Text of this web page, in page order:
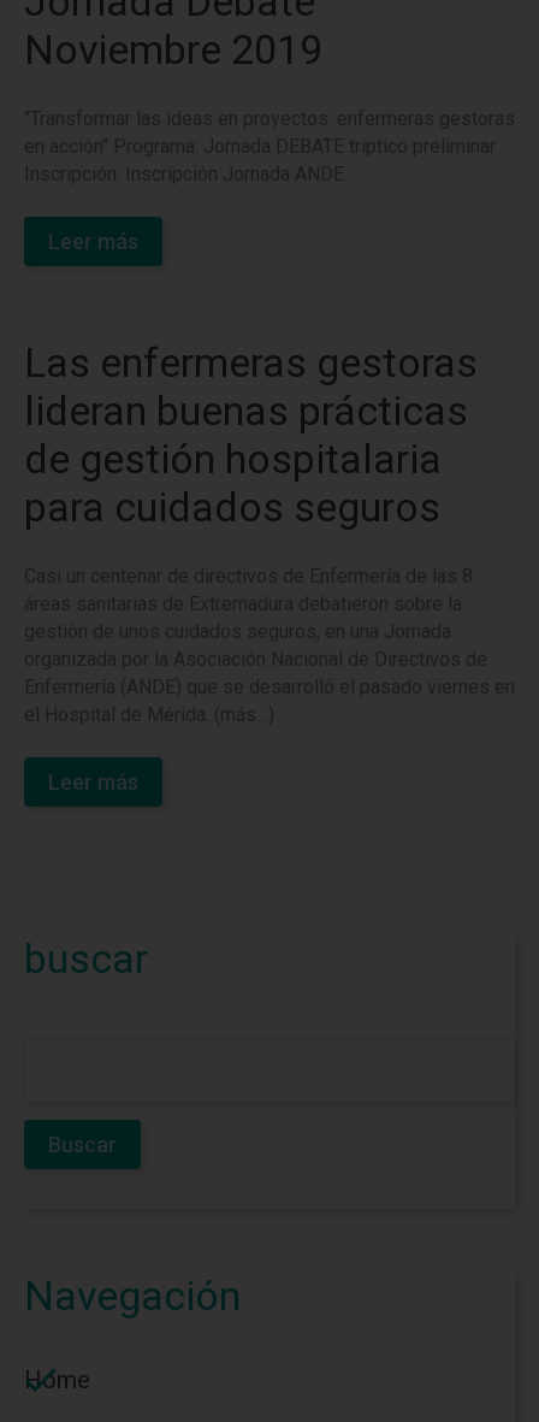
Noviembre 2019
"Transformar las ideas en proyectos: enfermeras gestoras
en acción" Programa: Jornada DEBATE triptico preliminar
Inscripción: Inscripción Jornada ANDE
Leer más
Las enfermeras gestoras
lideran buenas prácticas
de gestión hospitalaria
para cuidados seguros
Casi un centenar de directivos de Enfermería de las 8
áreas sanitarias de Extremadura debatieron sobre la
gestión de unos cuidados seguros, en una Jornada
organizada por la Asociación Nacional de Directivos de
Enfermería (ANDE) que se desarrolló el pasado viernes en
el Hospital de Mérida. (más…)
Leer más
buscar
Navegación
Home